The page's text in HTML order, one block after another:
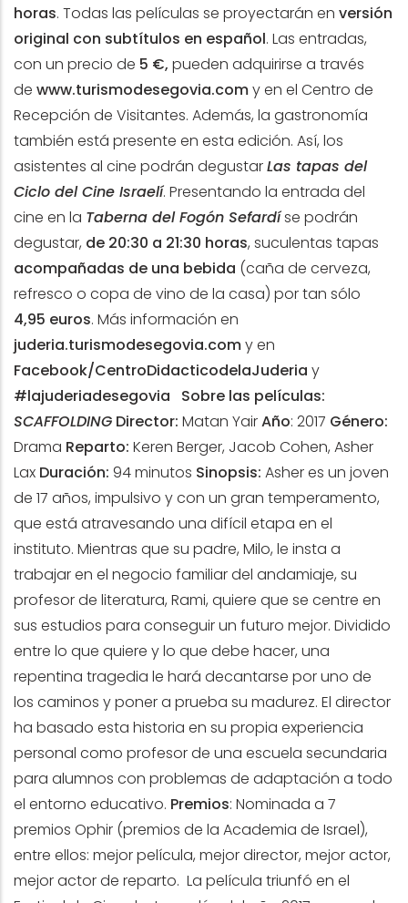
horas. Todas las películas se proyectarán en versión
original con subtítulos en español. Las entradas,
con un precio de 5 €, pueden adquirirse a través
de www.turismodesegovia.comy en el Centro de
Recepción de Visitantes. Además, la gastronomía
también está presente en esta edición. Así, los
asistentes al cine podrán degustarLas tapas del
Ciclo del Cine Israelí. Presentando la entrada del
cine en la Taberna del Fogón Sefardíse podrán
degustar, de 20:30 a 21:30 horas, suculentas tapas
acompañadas de una bebida (caña de cerveza,
refresco o copa de vino de la casa) por tan sólo
4,95 euros. Más información en
juderia.turismodesegovia.comy en
Facebook/CentroDidacticodelaJuderia y
#lajuderiadesegovia
Sobre las películas:
SCAFFOLDING Director: Matan YairAño: 2017 Género:
Drama Reparto: Keren Berger, Jacob Cohen, Asher
Lax Duración: 94 minutos Sinopsis: Asher es un joven
de 17 años, impulsivo y con un gran temperamento,
que está atravesando una difícil etapa en el
instituto. Mientras que su padre, Milo, le insta a
trabajar en el negocio familiar del andamiaje, su
profesor de literatura, Rami, quiere que se centre en
sus estudios para conseguir un futuro mejor. Dividido
entre lo que quiere y lo que debe hacer, una
repentina tragedia le hará decantarse por uno de
los caminos y poner a prueba su madurez. El director
ha basado esta historia en su propia experiencia
personal como profesor de una escuela secundaria
para alumnos con problemas de adaptación a todo
el entorno educativo. Premios: Nominada a 7
premios Ophir (premios de la Academia de Israel),
entre ellos: mejor película, mejor director, mejor actor,
mejor actor de reparto. La película triunfó en el